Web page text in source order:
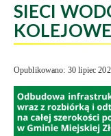
SIECI
Opublikowano: 30 lipiec